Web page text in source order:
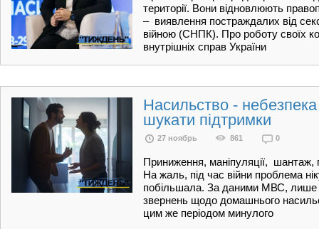
території. Вони відновлюють
– виявлення постраждалих від
війною (СНПК). Про роботу своїх
внутрішніх справ України
Насильство - небезпека
шукати підтримки
27 ноябрь 861 0
Приниження, маніпуляції,
На жаль, під час війни проблема
побільшала. За даними МВС, лише
звернень щодо домашнього
цим же періодом минулого